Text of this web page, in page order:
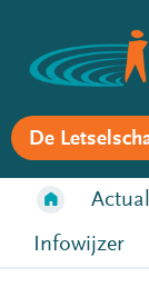
De
Infowijzer